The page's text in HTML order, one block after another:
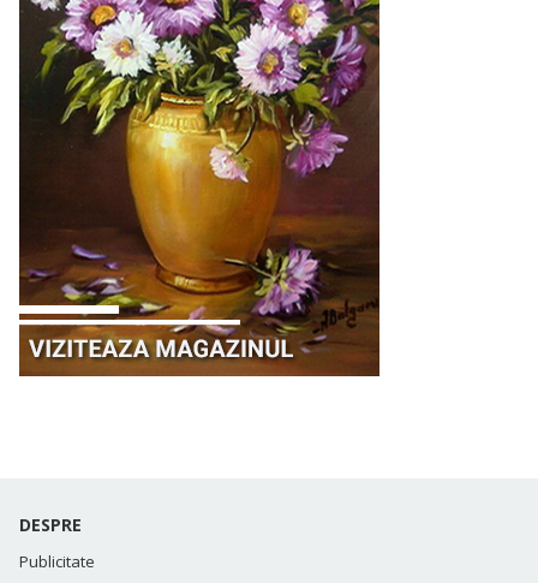
DESPRE
Publicitate